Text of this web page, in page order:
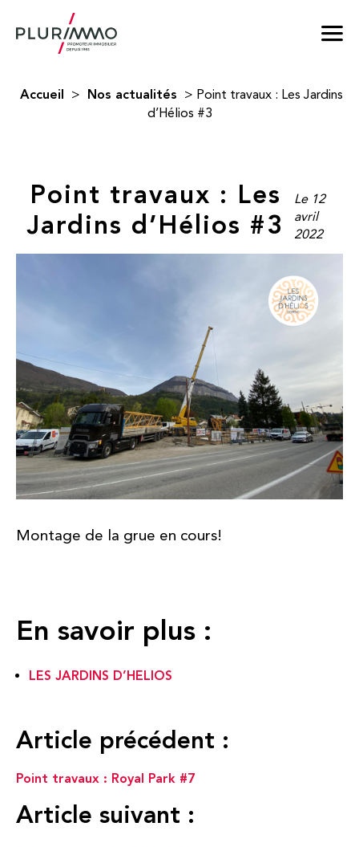
Accueil > Nos actualités > Point travaux : Les Jardins
d’Hélios #3
Point travaux : Les
Jardins d’Hélios #3
Le 12
avril
2022
Montage de la grue en cours!
En savoir plus :
LES JARDINS D’HELIOS
Article précédent :
Point travaux : Royal Park #7
Article suivant :